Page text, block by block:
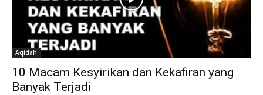
Aqidah
10 Macam Kesyirikan dan Kekafiran yang
Banyak Terjadi